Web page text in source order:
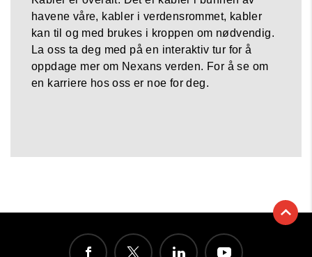
havene våre, kabler i verdensrommet, kabler
kan til og med brukes i kroppen om nødvendig.
La oss ta deg med på en interaktiv tur for å
oppdage mer om Nexans verden. For å se om
en karriere hos oss er noe for deg.